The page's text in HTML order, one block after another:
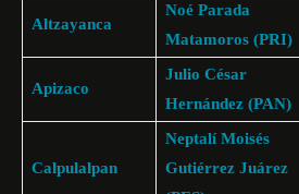
Altzayanca
Noé Parada
Matamoros (PRI)
Apizaco
Julio César
Hernández (PAN)
Calpulalpan
Neptalí Moisés
Gutiérrez Juárez